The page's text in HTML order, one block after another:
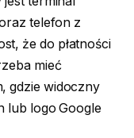
telefon z
że do płatności
mieć
gdzie widoczny
lub logo Google